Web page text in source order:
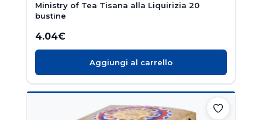
Ministry of Tea Tisana alla Liquirizia 20
bustine
4.04€
Aggiungi al carrello